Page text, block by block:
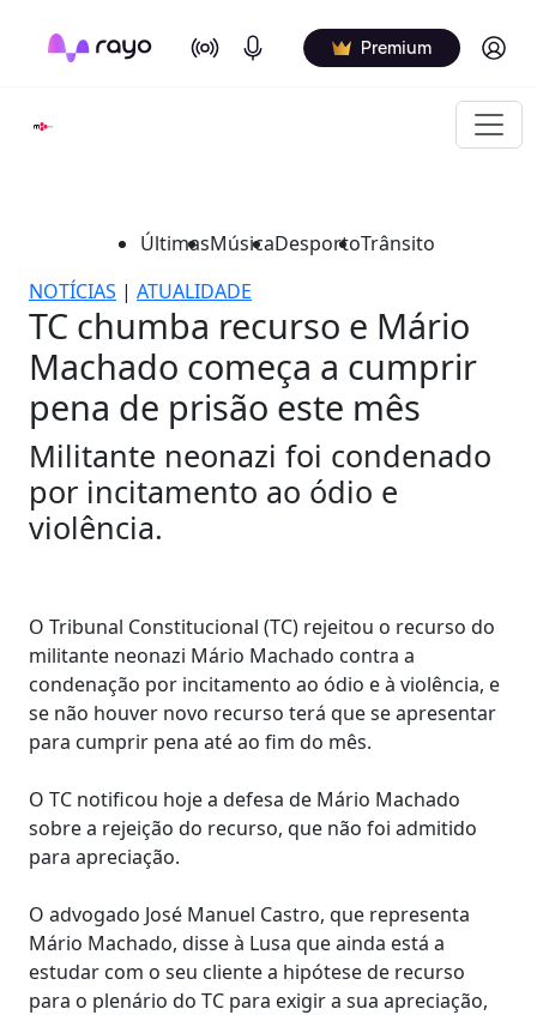
On Air Podcasts Premium Log in
ÚltimasMúsicaDesportoTrânsito
NOTÍCIAS | ATUALIDADE
TC chumba recurso e Mário
Machado começa a cumprir
pena de prisão este mês
Militante neonazi foi condenado
por incitamento ao ódio e
violência.
O Tribunal Constitucional (TC) rejeitou o recurso do
militante neonazi Mário Machado contra a
condenação por incitamento ao ódio e à violência, e
se não houver novo recurso terá que se apresentar
para cumprir pena até ao fim do mês.
O TC notificou hoje a defesa de Mário Machado
sobre a rejeição do recurso, que não foi admitido
para apreciação.
O advogado José Manuel Castro, que representa
Mário Machado, disse à Lusa que ainda está a
estudar com o seu cliente a hipótese de recurso
para o plenário do TC para exigir a sua apreciação,